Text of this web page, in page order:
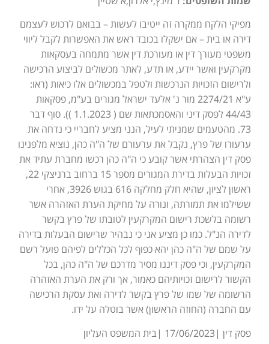
מפיקי הלקח ממקרה זה ייטיבו לעשות – בבואם לרכוש לעצמם
דירה או בית – אם ישקלו בכובד ראש את האפשרות לקבל ליווי
משפטי מעורך דין או מעורכת דין אשר מתמחה בעסקאות
מקרקעין ואשר יידע, או תדע, לאתר מכשולים לביצוע הרכישה
ולרישום הזכויות הנרכשות ולטפל במכשולים אלו כיאות (ראו:
ע"א 2274/21 מור נ' אלעד ישראל מגורים בע"מ, פסקאות
44/43 לפסק דיני והאסמכתאות שם ( 1.1.2023 )). סוף דבר
73. מהטעמים שמניתי לעיל, הנני מציע לחבריי כי נדחה את
ערעורו של פרץ, נקבל את ערעורם של ה"ה כהן, נוציא מלפנינו
פסק דין הצהרתי אשר קובע כי ה"ה כהן רכשו מחברת עתיד את
זכויות הבעלות בדירת המגורים מספר 15 ברחוב ברניצקי 22,
ראשון לציון, שהיא חלק מחלקה 616 בגוש 3926, אחרי
ששילמו את תמורתה, ונורה על מחיקת הערת האזהרה אשר
רשומה בלשכת רישום המקרקעין לטובתו של פרץ בקשר
לדירה הנ"ל. כמו כן מציע אני כי נבהיר שרישום הבעלות בדירה
על שמם של ה"ה כהן יהא כפוף לכל הכללים לפיהם פועל רשם
המקרקעין, וכי פסק דיננו מסיר מדרכם של ה"ה כהן, בכל
הקשור לרישום זכויותיהם כאמור, אך ורק את הערת האזהרה
הרשומה של שמו של פרץ בקשר לדירה ואת עסקת הרכישה
עם החברה (החוזה הראשון) אשר בוטלה על ידו.
פסק דין |17/06/2023 |בית המשפט העליון